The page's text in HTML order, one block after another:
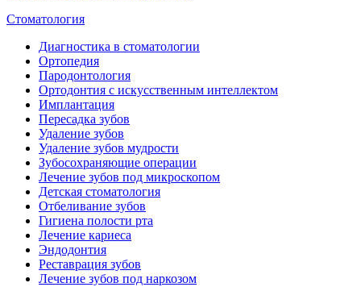
Стоматология
Диагностика в стоматологии
Ортопедия
Пародонтология
Ортодонтия с искусственным интеллектом
Имплантация
Пересадка зубов
Удаление зубов
Удаление зубов мудрости
Зубосохраняющие операции
Лечение зубов под микроскопом
Детская стоматология
Отбеливание зубов
Гигиена полости рта
Лечение кариеса
Эндодонтия
Реставрация зубов
Лечение зубов под наркозом